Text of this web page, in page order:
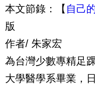
本文節錄：【 自己
版
作者/ 朱家宏
為台灣少數專精足
大學醫學系畢業，